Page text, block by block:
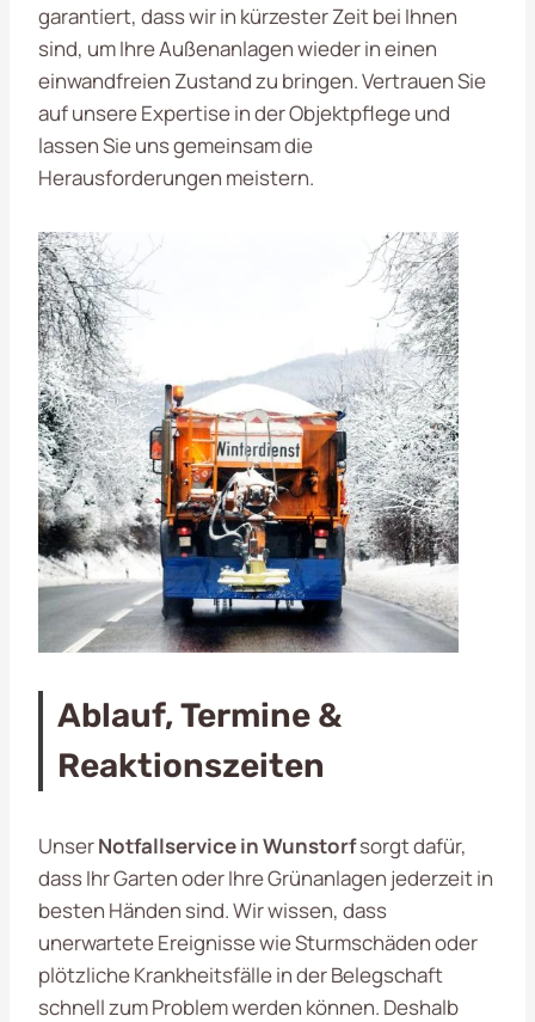
garantiert, dass wir in kürzester Zeit bei Ihnen
sind, um Ihre Außenanlagen wieder in einen
einwandfreien Zustand zu bringen. Vertrauen Sie
auf unsere Expertise in der Objektpflege und
lassen Sie uns gemeinsam die
Herausforderungen meistern.
Ablauf, Termine &
Reaktionszeiten
UnserNotfallservice in Wunstorfsorgt dafür,
dass Ihr Garten oder Ihre Grünanlagen jederzeit in
besten Händen sind. Wir wissen, dass
unerwartete Ereignisse wie Sturmschäden oder
plötzliche Krankheitsfälle in der Belegschaft
schnell zum Problem werden können. Deshalb